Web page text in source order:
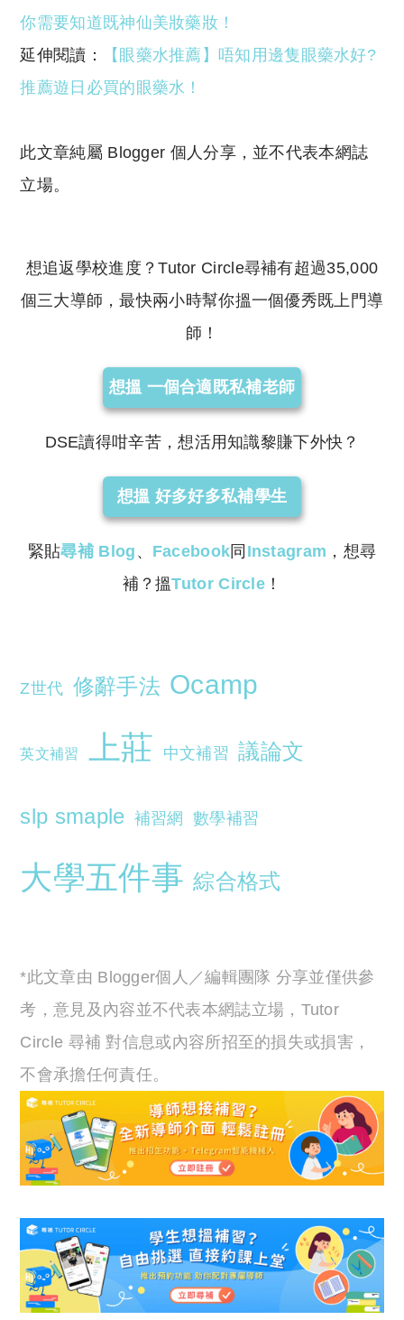
你需要知道既神仙美妝藥妝！
延伸閱讀：
【眼藥水推薦】唔知用邊隻眼藥水好?
推薦遊日必買的眼藥水！
此文章純屬 Blogger 個人分享，並不代表本網誌
立場。
想追返學校進度？Tutor Circle尋補有超過35,000
個三大導師，最快兩小時幫你搵一個優秀既上門導
師！
想搵 一個合適既私補老師
DSE讀得咁辛苦，想活用知識黎賺下外快？
想搵 好多好多私補學生
緊貼尋補 Blog 、 Facebook同 Instagram ，想尋
補？搵Tutor Circle ！
Z世代 修辭手法 Ocamp
英文補習 上莊 中文補習 議論文
slp smaple 補習網 數學補習
大學五件事 綜合格式
*此文章由 Blogger個人／編輯團隊 分享並僅供參
考，意見及內容並不代表本網誌立場，Tutor
Circle 尋補 對信息或內容所招至的損失或損害，
不會承擔任何責任。